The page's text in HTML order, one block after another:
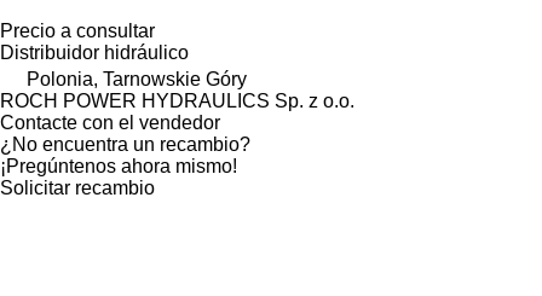
Precio a consultar
Distribuidor hidráulico
Polonia, Tarnowskie Góry
ROCH POWER HYDRAULICS Sp. z o.o.
Contacte con el vendedor
¿No encuentra un recambio?
¡Pregúntenos ahora mismo!
Solicitar recambio